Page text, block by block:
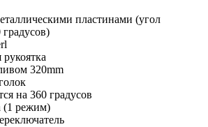
пластинами (угол
320mm
на 360 градусов
(1 режим)